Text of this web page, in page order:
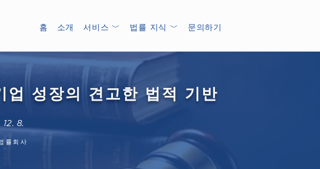
홈 소개 서비스 ﹀ 법률 지식 ﹀ 문의하기
성장의 견고한 법적 기반
8.
률회사